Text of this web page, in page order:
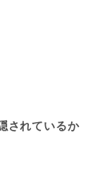
されているか